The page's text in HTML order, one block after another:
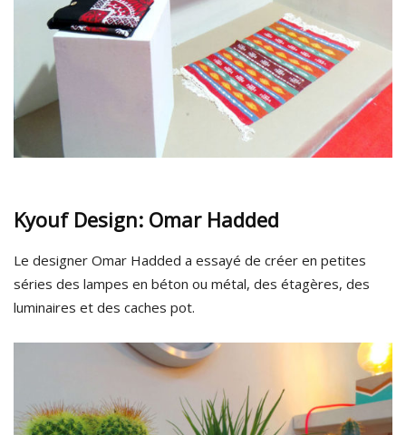
Kyouf Design: Omar Hadded
Le designer Omar Hadded a essayé de créer en petites
séries des lampes en béton ou métal, des étagères, des
luminaires et des caches pot.